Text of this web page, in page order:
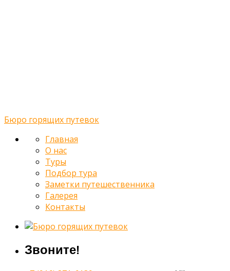
Бюро горящих путевок
Главная
О нас
Туры
Подбор тура
Заметки путешественника
Галерея
Контакты
Звоните!